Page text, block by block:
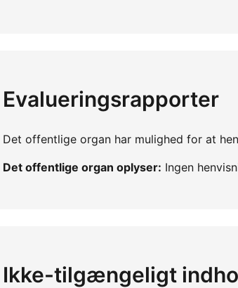
Evalueringsrapporter
Det offentlige organ har mulighed for at
Det offentlige organ oplyser: Ingen
Ikke-tilgængeligt